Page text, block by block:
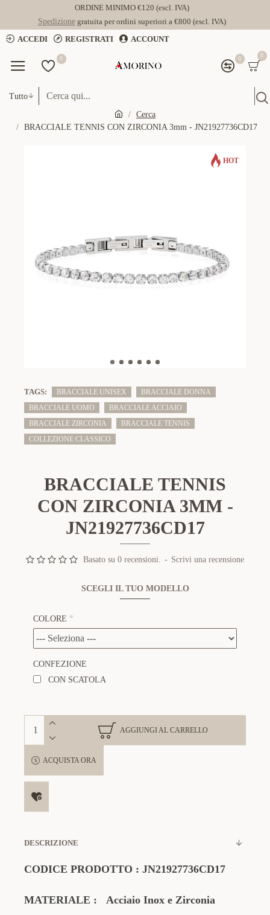
ORDINE MINIMO €120 (escl. IVA)
Spedizionegratuita per ordini superiori a €800 (escl. IVA)
ACCEDI
REGISTRATI ACCOUNT
0 0 0
Tutto
Cerca
BRACCIALE TENNIS CON ZIRCONIA 3mm - JN21927736CD17
HOT
TAGS: BRACCIALE UNISEX
BRACCIALE DONNA
BRACCIALE UOMO
BRACCIALE ACCIAIO
BRACCIALE ZIRCONIA
BRACCIALE TENNIS
COLLEZIONE CLASSICO
BRACCIALE TENNIS
CON ZIRCONIA 3MM -
JN21927736CD17
Basato su 0 recensioni. - Scrivi una recensione
SCEGLI IL TUO MODELLO
COLORE
CONFEZIONE
CON SCATOLA
AGGIUNGI AL CARRELLO
ACQUISTA ORA
DESCRIZIONE
CODICE PRODOTTO : JN21927736CD17
MATERIALE : Acciaio Inox e Zirconia